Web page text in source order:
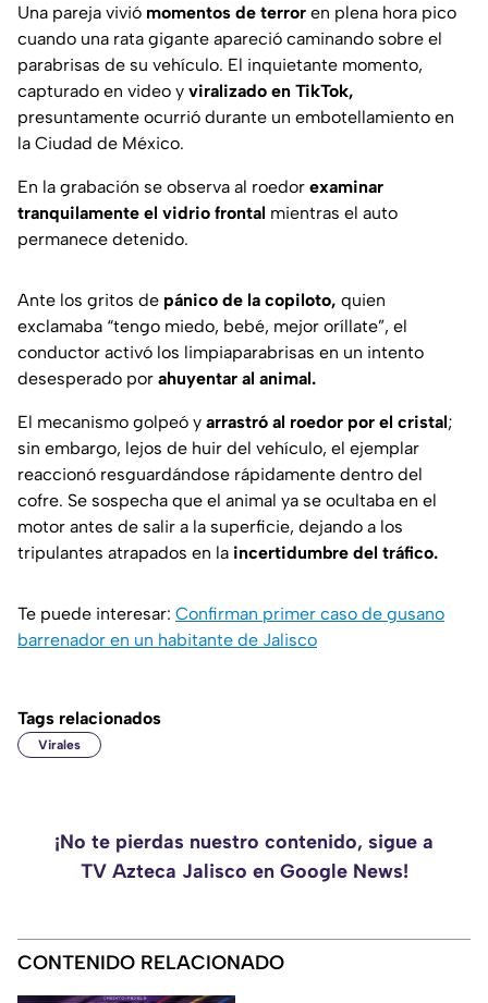
Una pareja vivió momentos de terror en plena hora pico
cuando una rata gigante apareció caminando sobre el
parabrisas de su vehículo. El inquietante momento,
capturado en video y viralizado en TikTok,
presuntamente ocurrió durante un embotellamiento en
la Ciudad de México.
En la grabación se observa al roedor examinar
tranquilamente el vidrio frontal mientras el auto
permanece detenido.
Ante los gritos de pánico de la copiloto, quien
exclamaba “tengo miedo, bebé, mejor oríllate”, el
conductor activó los limpiaparabrisas en un intento
desesperado por ahuyentar al animal.
El mecanismo golpeó y arrastró al roedor por el cristal;
sin embargo, lejos de huir del vehículo, el ejemplar
reaccionó resguardándose rápidamente dentro del
cofre. Se sospecha que el animal ya se ocultaba en el
motor antes de salir a la superficie, dejando a los
tripulantes atrapados en la incertidumbre del tráfico.
Te puede interesar: Confirman primer caso de gusano
barrenador en un habitante de Jalisco
Tags relacionados
Virales
¡No te pierdas nuestro contenido, sigue a
TV Azteca Jalisco en Google News!
CONTENIDO RELACIONADO